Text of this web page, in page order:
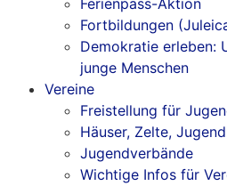
Ferienpass-Aktion
Fortbildungen
Demokratie erleben:
junge Menschen
Vereine
Freistellung für
Häuser, Zelte,
Jugendverbände
Wichtige Infos für